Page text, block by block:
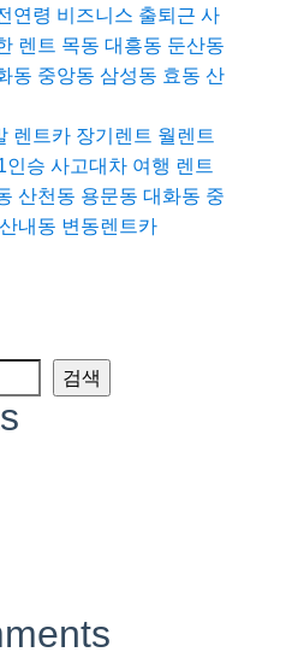
연령 비즈니스 출퇴근 사
렌트 목동 대흥동 둔산동
동 중앙동 삼성동 효동 산
렌트카 장기렌트 월렌트
승 사고대차 여행 렌트
산천동 용문동 대화동 중
내동 변동렌트카
검색